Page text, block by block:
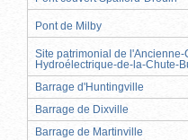
Pont de Milby
Site patrimonial de l'Ancienne-
Hydroélectrique-de-la-Chute-
Barrage d'Huntingville
Barrage de Dixville
Barrage de Martinville